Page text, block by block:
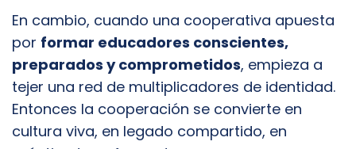
En cambio, cuando una cooperativa apuesta
por formar educadores conscientes,
preparados y comprometidos, empieza a
tejer una red de multiplicadores de identidad.
Entonces la cooperación se convierte en
cultura viva, en legado compartido, en